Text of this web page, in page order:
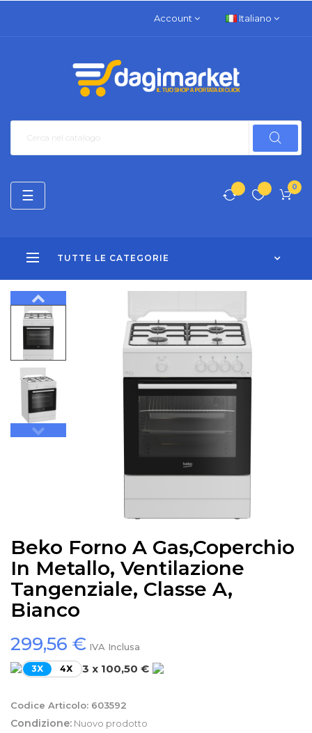
Account Italiano
0
TUTTE LE CATEGORIE
navigazione
Toggle
☰
Beko Forno A Gas,coperchio
In Metallo, Ventilazione
Tangenziale, Classe A,
Bianco
299,56 € IVA Inclusa
3X 4X 3 x 100,50 €
Codice Articolo: 603592
Condizione: Nuovo prodotto